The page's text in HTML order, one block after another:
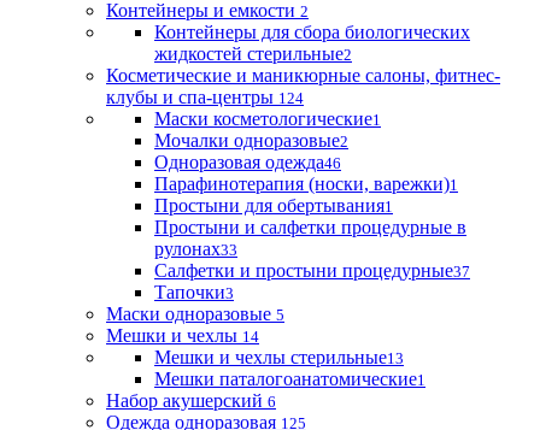
Контейнеры и емкости 2
Контейнеры для сбора биологических
жидкостей стерильные2
Косметические и маникюрные салоны, фитнес-
клубы и спа-центры 124
Маски косметологические1
Мочалки одноразовые2
Одноразовая одежда46
Парафинотерапия (носки, варежки)1
Простыни для обертывания1
Простыни и салфетки процедурные в
рулонах33
Салфетки и простыни процедурные37
Тапочки3
Маски одноразовые 5
Мешки и чехлы 14
Мешки и чехлы стерильные13
Мешки паталогоанатомические1
Набор акушерский 6
Одежда одноразовая 125